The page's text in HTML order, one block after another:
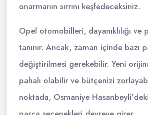
onarmanın sırrını keşfedeceksiniz.
Opel otomobilleri, dayanıklılığı ve
tanınır. Ancak, zaman içinde bazı
değiştirilmesi gerekebilir. Yeni
pahalı olabilir ve bütçenizi
noktada, Osmaniye